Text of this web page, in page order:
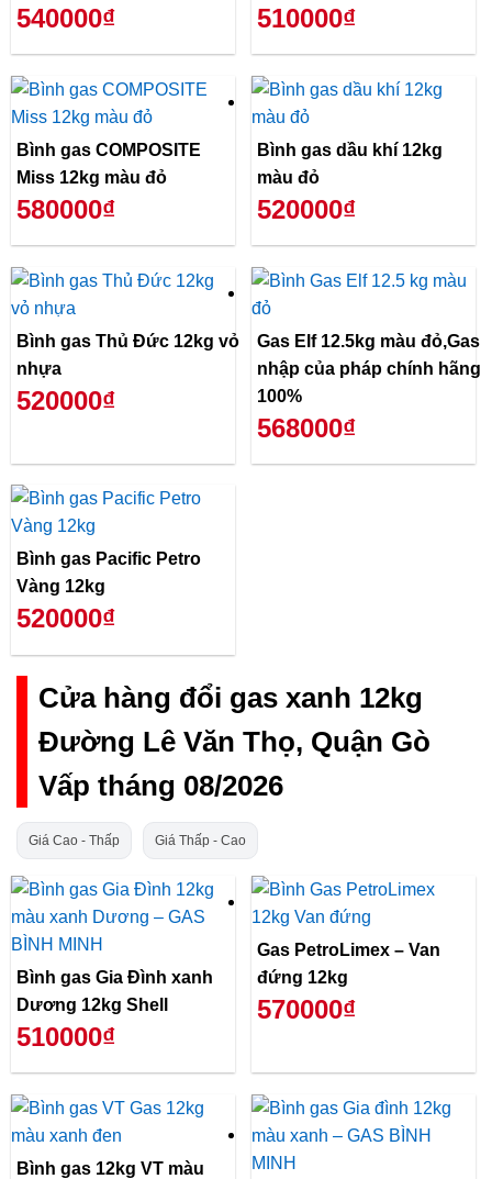
540000₫ 510000₫
Bình gas COMPOSITE
Miss 12kg màu đỏ
580000₫
Bình gas dầu khí 12kg
màu đỏ
520000₫
Bình gas Thủ Đức 12kg vỏ
nhựa
520000₫
Gas Elf 12.5kg màu đỏ,Gas
nhập của pháp chính hãng
100%
568000₫
Bình gas Pacific Petro
Vàng 12kg
520000₫
Cửa hàng đổi gas xanh 12kg
Đường Lê Văn Thọ, Quận Gò
Vấp tháng 08/2026
Giá Cao - Thấp Giá Thấp - Cao
Bình gas Gia Đình xanh
Dương 12kg Shell
510000₫
Gas PetroLimex – Van
đứng 12kg
570000₫
Bình gas 12kg VT màu